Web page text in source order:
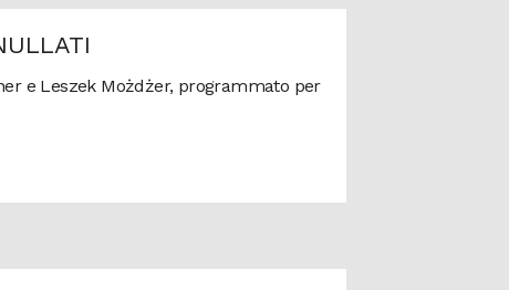
e Leszek Możdżer, programmato per